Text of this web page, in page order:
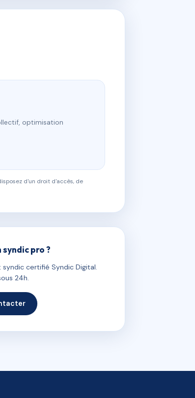
optimisation
d'un droit d'accès, de
syndic pro ?
certifié Syndic Digital.
24h.